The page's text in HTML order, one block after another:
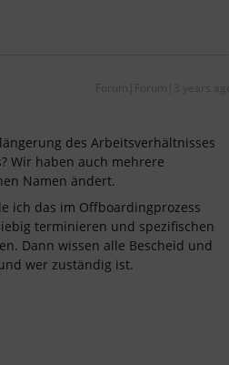
Forum|Forum|3 years ago
des Arbeitsverhältnisses
Wir haben auch mehrere
Namen ändert.
ich das im Offboardingprozess
terminieren und spezifischen
Dann wissen alle Bescheid und
wer zuständig ist.